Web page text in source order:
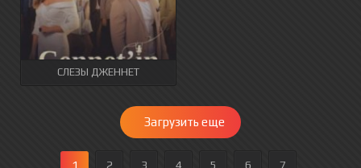
СЛЕЗЫ ДЖЕННЕТ
Загрузить еще
1 2 3 4 5 6 7